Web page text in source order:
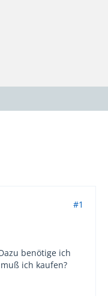
#1
benötige ich
ich kaufen?